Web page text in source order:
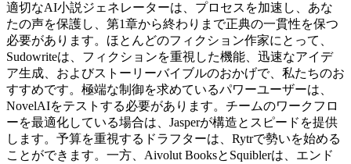
適切なAI小説ジェネレーターは、プロセスを加速し、あな
たの声を保護し、第1章から終わりまで正典の一貫性を保つ
必要があります。ほとんどのフィクション作家にとって、
Sudowriteは、フィクションを重視した機能、迅速なアイデ
ア生成、およびストーリーバイブルのおかげで、私たちのお
すすめです。極端な制御を求めているパワーユーザーは、
NovelAIをテストする必要があります。チームのワークフロ
ーを最適化している場合は、Jasperが構造とスピードを提供
します。予算を重視するドラフターは、Rytrで勢いを始める
ことができます。一方、Aivolut BooksとSquiblerは、エンド